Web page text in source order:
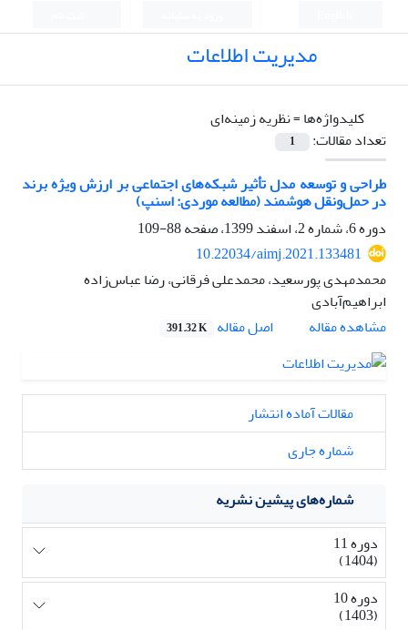
مدیریت اطلاعات
کلیدواژه‌ها =نظریه زمینه‌ای
تعداد مقالات:
1
طراحی و توسعه مدل تأثیر شبکه‌های اجتماعی بر ارزش ویژه برند
در حمل‌ونقل هوشمند (مطالعه موردی: اسنپ)
دوره 6، شماره 2، اسفند 1399، صفحه
88-109
10.22034/aimj.2021.133481
محمدمهدی پورسعید، محمدعلی فرقانی، رضا عباس‌زاده
ابراهیم‌آبادی
مشاهده مقاله
اصل مقاله 391.32 K
مقالات آماده انتشار
شماره جاری
شماره‌های پیشین نشریه
دوره 11
(1404)
دوره 10
(1403)